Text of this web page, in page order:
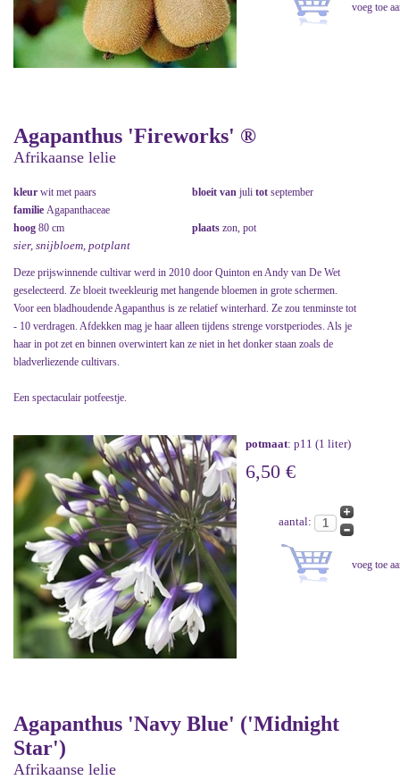
Agapanthus 'Fireworks' ®
Afrikaanse lelie
kleur wit met paars bloeit van juli tot september
familie Agapanthaceae
hoog 80 cm plaats zon, pot
sier, snijbloem, potplant
Deze prijswinnende cultivar werd in 2010 door Quinton en Andy van De Wet
geselecteerd. Ze bloeit tweekleurig met hangende bloemen in grote schermen.
Voor een bladhoudende Agapanthus is ze relatief winterhard. Ze zou tenminste tot
- 10 verdragen. Afdekken mag je haar alleen tijdens strenge vorstperiodes. Als je
haar in pot zet en binnen overwintert kan ze niet in het donker staan zoals de
bladverliezende cultivars.
Een spectaculair potfeestje.
potmaat: p11 (1 liter)
6,50 €
aantal:
Agapanthus 'Navy Blue' ('Midnight
Star')
Afrikaanse lelie